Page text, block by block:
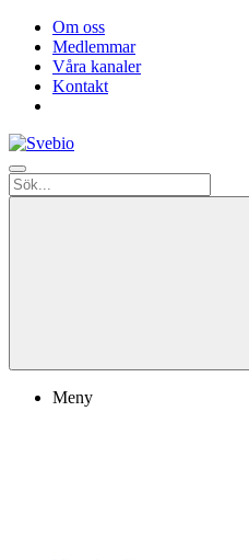
Om oss
Medlemmar
Våra kanaler
Kontakt
Meny